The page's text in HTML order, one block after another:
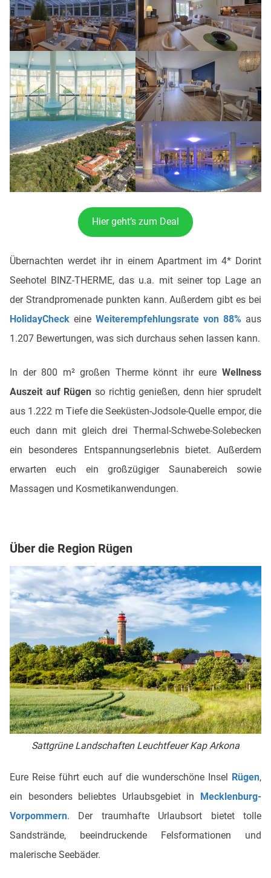
Hier geht’s zum Deal
Übernachten werdet ihr in einem Apartment im 4* Dorint
Seehotel BINZ-THERME, das u.a. mit seiner top Lage an
der Strandpromenade punkten kann. Außerdem gibt es bei
HolidayCheck eine Weiterempfehlungsrate von 88% aus
1.207 Bewertungen, was sich durchaus sehen lassen kann.
In der 800 m² großen Therme könnt ihr eure Wellness
Auszeit auf Rügen so richtig genießen, denn hier sprudelt
aus 1.222 m Tiefe die Seeküsten-Jodsole-Quelle empor, die
euch dann mit gleich drei Thermal-Schwebe-Solebecken
ein besonderes Entspannungserlebnis bietet. Außerdem
erwarten euch ein großzügiger Saunabereich sowie
Massagen und Kosmetikanwendungen.
Über die Region Rügen
Sattgrüne Landschaften Leuchtfeuer Kap Arkona
Eure Reise führt euch auf die wunderschöne Insel Rügen,
ein besonders beliebtes Urlaubsgebiet in
Mecklenburg-
Vorpommern. Der traumhafte Urlaubsort bietet tolle
Sandstrände, beeindruckende Felsformationen und
malerische Seebäder.